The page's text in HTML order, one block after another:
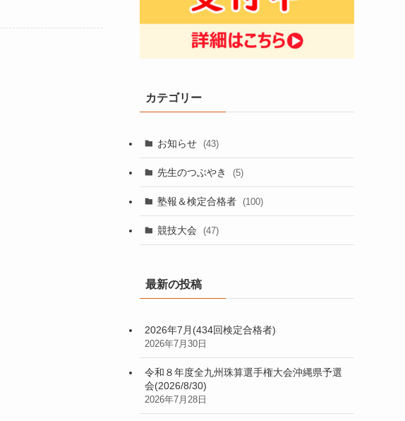
カテゴリー
お知らせ (43)
先生のつぶやき (5)
塾報＆検定合格者 (100)
競技大会 (47)
最新の投稿
2026年7月(434回検定合格者)
2026年7月30日
令和８年度全九州珠算選手権大会沖縄県予選
会(2026/8/30)
2026年7月28日